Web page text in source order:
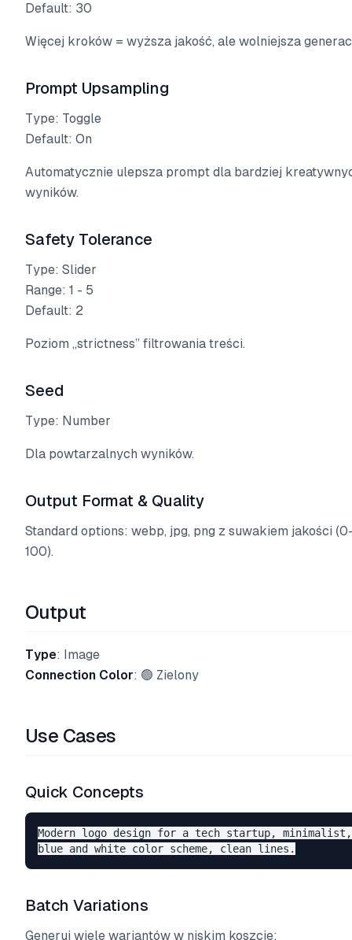
Default: 30
Więcej kroków = wyższa jakość, ale wolniejsza
Prompt Upsampling
Type: Toggle
Default: On
Automatycznie ulepsza prompt dla bardziej
wyników.
Safety Tolerance
Type: Slider
Range: 1 - 5
Default: 2
Poziom „strictness” filtrowania treści.
Seed
Type: Number
Dla powtarzalnych wyników.
Output Format & Quality
Standard options: webp, jpg, png z suwakiem jakości
100).
Output
Type: Image
Connection Color: 🟢 Zielony
Use Cases
Quick Concepts
Modern logo design for a tech startup,
Batch Variations
Generuj wiele wariantów w niskim koszcie: